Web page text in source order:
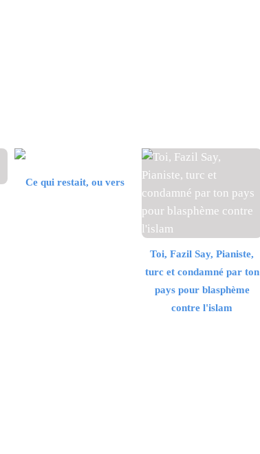
Ce qui restait, ou vers
Toi, Fazil Say, Pianiste,
turc et condamné par ton
pays pour blasphème
contre l'islam